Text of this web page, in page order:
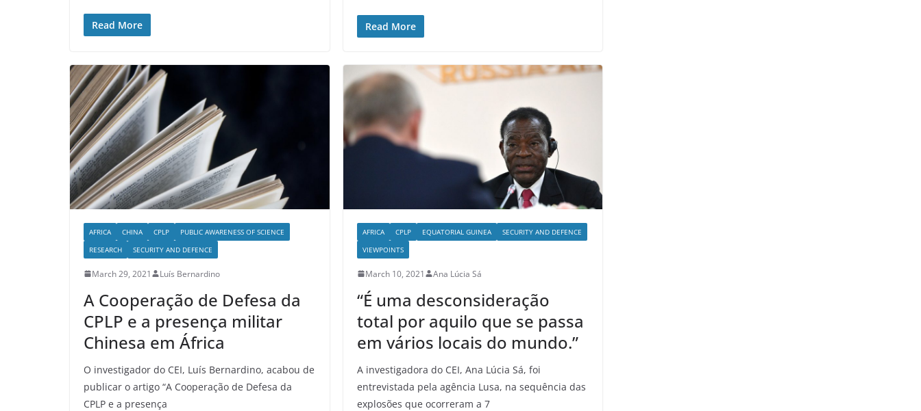
Read More Read More
AFRICA CHINA CPLP
PUBLIC AWARENESS OF SCIENCE
RESEARCH
SECURITY AND DEFENCE
March 29, 2021 Luís Bernardino
A Cooperação de Defesa da
CPLP e a presença militar
Chinesa em África
O investigador do CEI, Luís Bernardino, acabou de
publicar o artigo “A Cooperação de Defesa da
CPLP e a presença
AFRICA CPLP EQUATORIAL GUINEA
SECURITY AND DEFENCE
VIEWPOINTS
March 10, 2021 Ana Lúcia Sá
“É uma desconsideração
total por aquilo que se passa
em vários locais do mundo.”
A investigadora do CEI, Ana Lúcia Sá, foi
entrevistada pela agência Lusa, na sequência das
explosões que ocorreram a 7